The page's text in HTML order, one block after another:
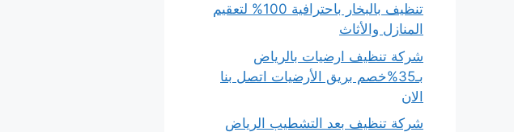
تنظيف بالبخار باحترافية 100% لتعقيم
المنازل والأثاث
شركة تنظيف ارضيات بالرياض
بـ35%خصم بريق الأرضيات اتصل بنا
الان
شركة تنظيف بعد التشطيب الرياض